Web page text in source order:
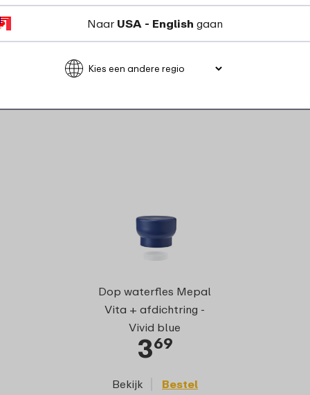
Bekijk Bestel
voor dit
Dop waterfles Mepal
Vita + afdichtring -
Vivid blue
369
Bekijk Bestel
Naar USA - English gaan